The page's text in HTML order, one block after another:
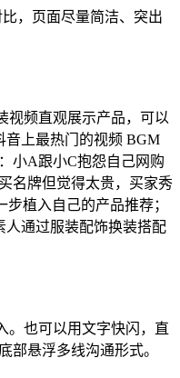
，页面尽量简洁、突出
视频直观展示产品，可以
音上最热门的视频 BGM
小A跟小C抱怨自己网购
名牌但觉得太贵，买家秀
植入自己的产品推荐；
人通过服装配饰换装搭配
。也可以用文字快闪，直
部悬浮多线沟通形式。